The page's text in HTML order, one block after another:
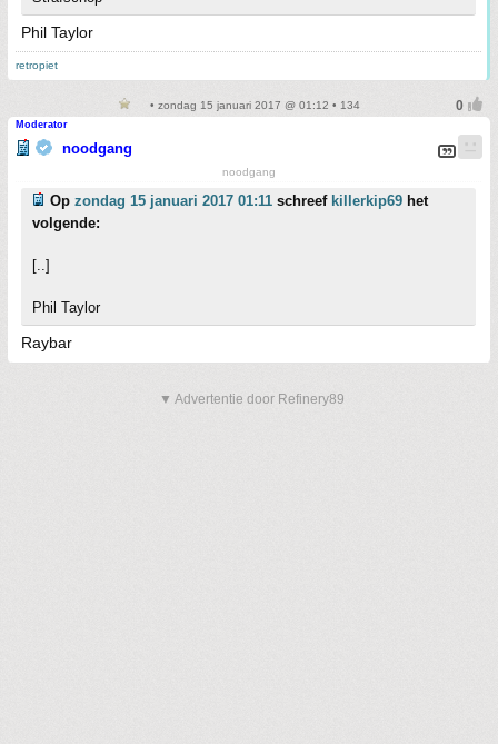
Phil Taylor
retropiet
• zondag 15 januari 2017 @ 01:12 • 134
Moderator
noodgang
noodgang
Op zondag 15 januari 2017 01:11 schreef killerkip69 het
volgende:
[..]
Phil Taylor
Raybar
▼ Advertentie door Refinery89